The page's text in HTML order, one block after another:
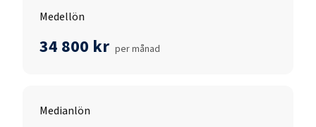
Medellön
34 800 kr per månad
Medianlön